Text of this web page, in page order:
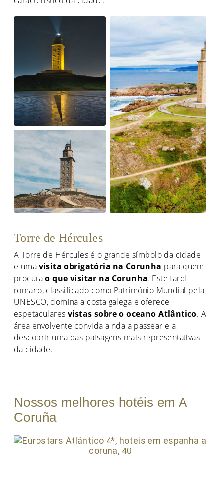
Torre de Hércules
A Torre de Hércules é o grande símbolo da cidade
e uma visita obrigatória na Corunha para quem
procurao que visitar na Corunha. Este farol
romano, classificado como Património Mundial pela
UNESCO, domina a costa galega e oferece
espetaculares vistas sobre o oceano Atlântico. A
área envolvente convida ainda a passear e a
descobrir uma das paisagens mais representativas
da cidade.
Nossos melhores hotéis em A
Coruña